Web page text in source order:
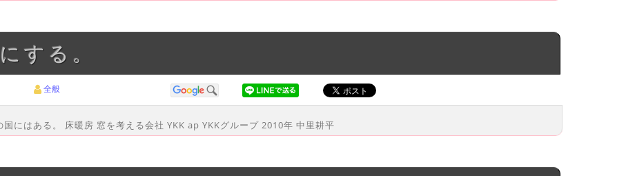
する。
全般
にはある。 床暖房 窓を考える会社 YKK ap YKKグループ 2010年 中里耕平